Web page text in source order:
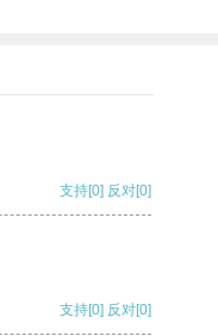
支持[0] 反对[0]
支持[0] 反对[0]